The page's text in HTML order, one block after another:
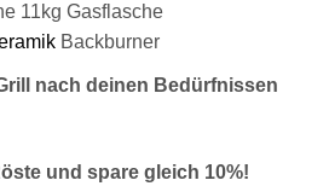
11kg Gasflasche
Backburner
nach deinen Bedürfnissen
und spare gleich 10%!